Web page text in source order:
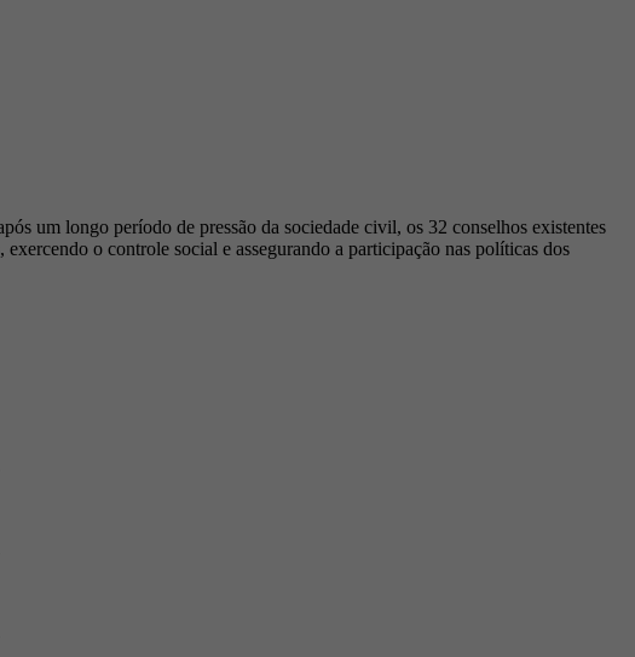
um longo período de pressão da sociedade civil, os 32 conselhos existentes
o controle social e assegurando a participação nas políticas dos